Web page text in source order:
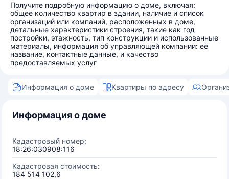
Получите подробную информацию о доме, включая:
общее количество квартир в здании, наличие и список
организаций или компаний, расположенных в доме,
детальные характеристики строения, такие как год
постройки, этажность, тип конструкции и использованные
материалы, информация об управляющей компании: её
название, контактные данные, и качество
предоставляемых услуг
Информация о доме Квартиры по адресу
Информация о доме
Кадастровый номер:
18:26:030908:116
Кадастровая стоимость:
184 514 102,6